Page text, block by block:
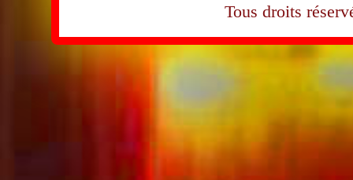
Tous droits